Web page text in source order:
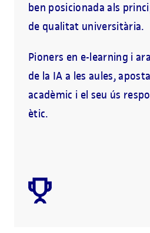
ben posicionada als
de qualitat universitària.
Pioners en e-learning i
de la IA a les aules,
acadèmic i el seu ús
ètic.